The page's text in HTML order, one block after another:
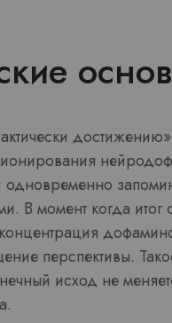
момент когда итог
перспективы.
исход не